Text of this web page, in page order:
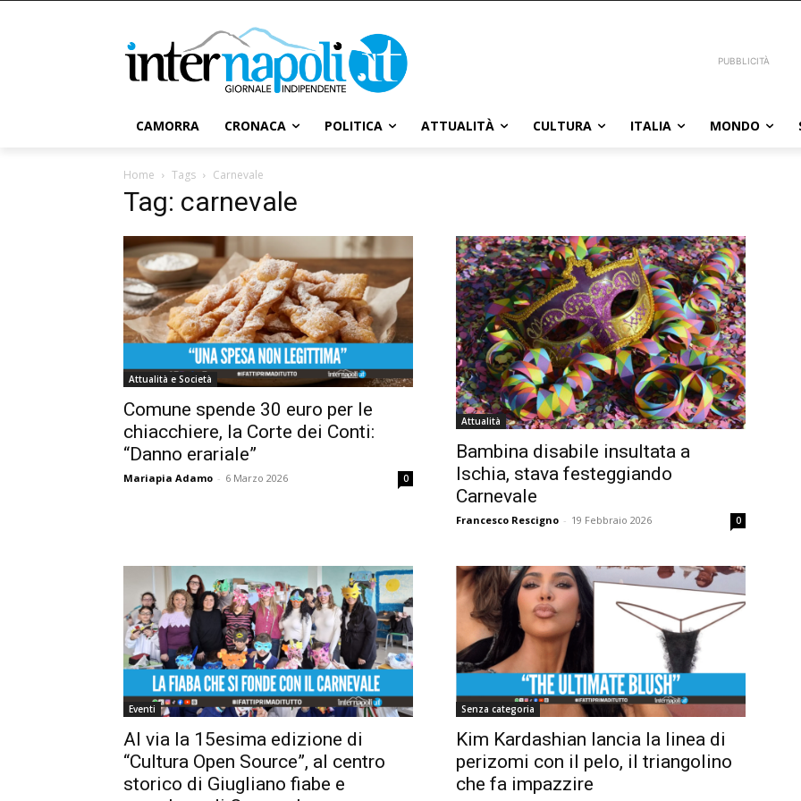
PUBBLICITÀ
CAMORRA CRONACA POLITICA ATTUALITÀ CULTURA ITALIA MONDO
Home Tags Carnevale
Tag: carnevale
Attualità e Società
Comune spende 30 euro per le
chiacchiere, la Corte dei Conti:
“Danno erariale”
Mariapia Adamo - 6 Marzo 2026 0
Attualità
Bambina disabile insultata a
Ischia, stava festeggiando
Carnevale
Francesco Rescigno - 19 Febbraio 2026 0
Eventi
Al via la 15esima edizione di
“Cultura Open Source”, al centro
storico di Giugliano fiabe e
Senza categoria
Kim Kardashian lancia la linea di
perizomi con il pelo, il triangolino
che fa impazzire